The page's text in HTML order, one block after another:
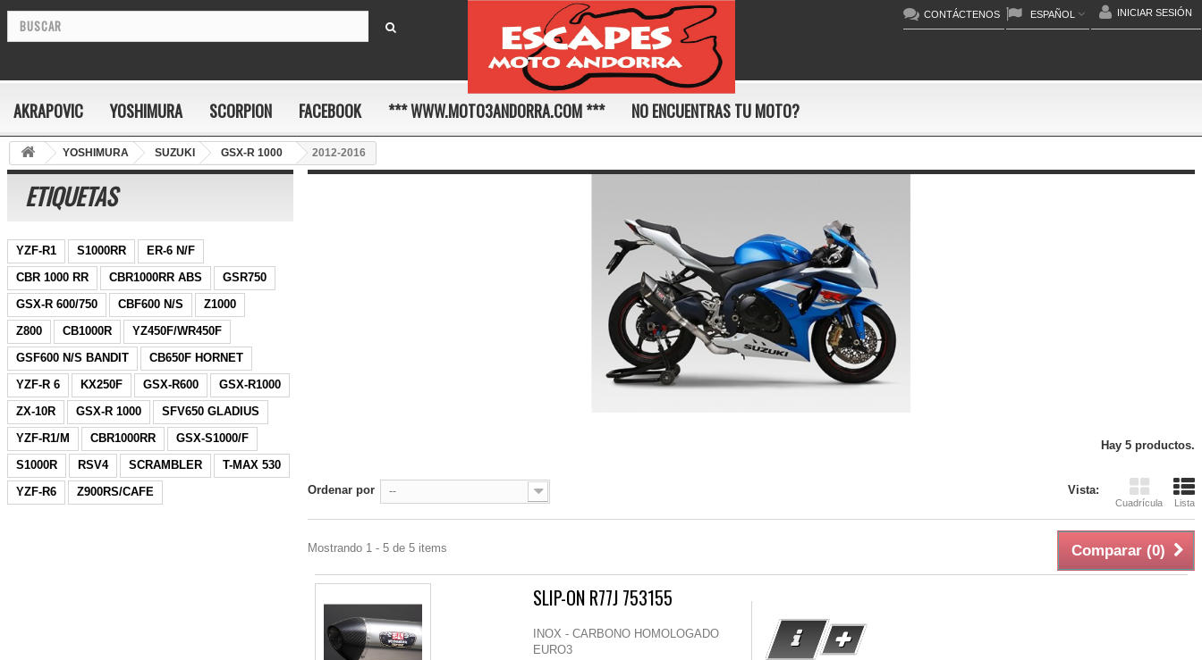
INICIAR SESIÓN
ESPAÑOL
CONTÁCTENOS
AKRAPOVIC YOSHIMURA SCORPION FACEBOOK *** WWW.MOTO3ANDORRA.COM *** NO ENCUENTRAS TU MOTO?
YOSHIMURA SUZUKI GSX-R 1000 2012-2016
ETIQUETAS
YZF-R1 S1000RR
ER-6 N/F
CBR 1000 RR
CBR1000RR ABS
GSR750
GSX-R 600/750
CBF600 N/S
Z1000
Z800
CB1000R
YZ450F/WR450F
GSF600 N/S BANDIT
CB650F HORNET
YZF-R 6
KX250F GSX-R600
GSX-R1000
ZX-10R
GSX-R 1000
SFV650 GLADIUS
YZF-R1/M
CBR1000RR
GSX-S1000/F
S1000R
RSV4 SCRAMBLER
T-MAX 530
YZF-R6
Z900RS/CAFE
Hay 5 productos.
Vista:
Cuadrícula Lista
Ordenar por --
Comparar (0)
Mostrando 1 - 5 de 5 items
SLIP-ON R77J 753155
INOX - CARBONO HOMOLOGADO
EURO3